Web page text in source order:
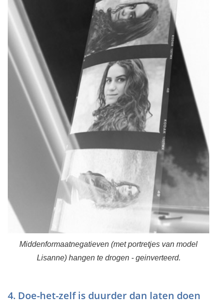
Middenformaatnegatieven (met portretjes van model
Lisanne) hangen te drogen - geinverteerd.
4. Doe-het-zelf is duurder dan laten doen